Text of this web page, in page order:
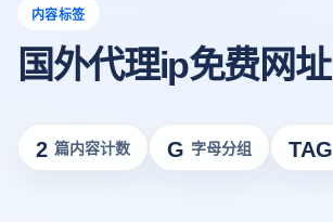
内容标签
国外代理ip免费网址
2 篇内容计数 G 字母分组 TAG